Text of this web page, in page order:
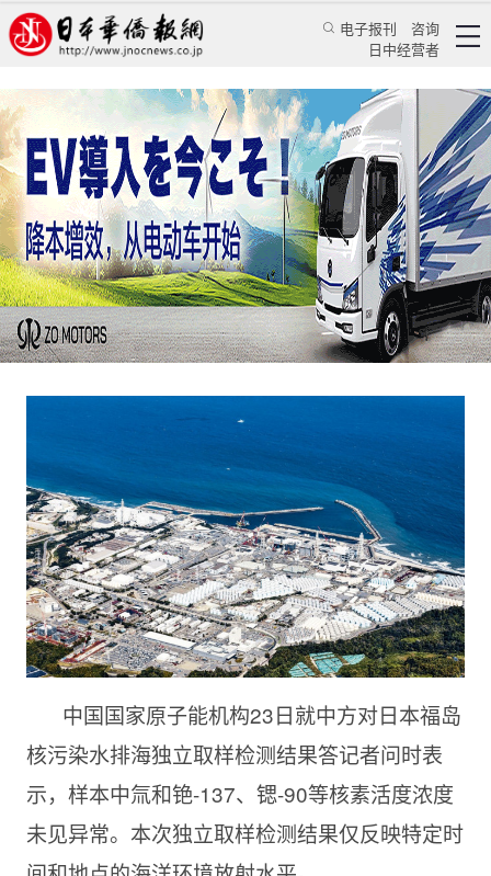
电子报刊
咨询
日中经营者
中方完成对日本福岛核污染水排海首次独立取样
检测分析
特辑 学习天地
中国新闻网 2025/1/24 10:04:24
中国国家原子能机构23日就中方对日本福岛
核污染水排海独立取样检测结果答记者问时表
示，样本中氚和铯-137、锶-90等核素活度浓度
未见异常。本次独立取样检测结果仅反映特定时